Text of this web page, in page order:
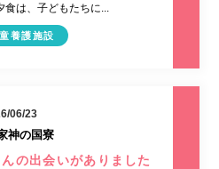
は、子どもたちに...
養護施設
06/23
神の国寮
の出会いがありました